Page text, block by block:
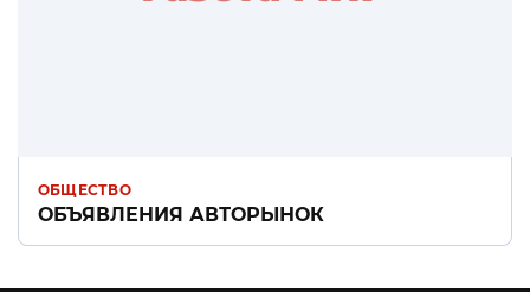
ОБЩЕСТВО
ОБЪЯВЛЕНИЯ АВТОРЫНОК